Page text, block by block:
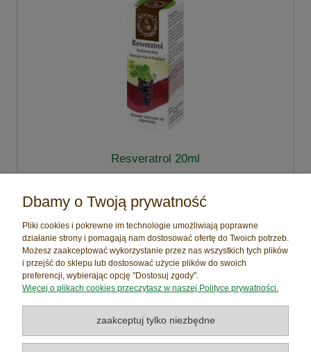
Resveratrol 20ml
36,00 zł
Pomoc
Moje konto
Płatności i dostawa
Dbamy o Twoją prywatność
Pliki cookies i pokrewne im technologie umożliwiają poprawne
działanie strony i pomagają nam dostosować ofertę do Twoich potrzeb.
Możesz zaakceptować wykorzystanie przez nas wszystkich tych plików
i przejść do sklepu lub dostosować użycie plików do swoich
preferencji, wybierając opcję "Dostosuj zgody".
Więcej o plikach cookies przeczytasz w naszej Polityce prywatności.
zaakceptuj tylko niezbędne